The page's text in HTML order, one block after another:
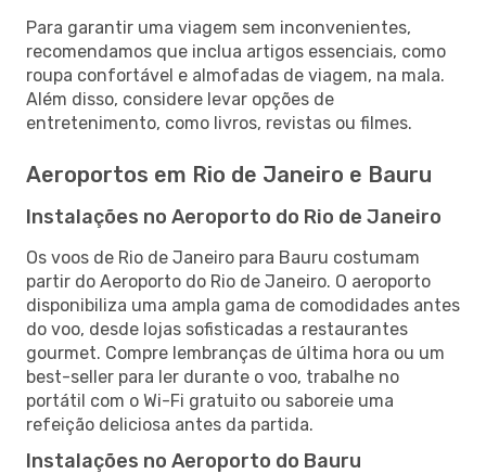
Para garantir uma viagem sem inconvenientes,
recomendamos que inclua artigos essenciais, como
roupa confortável e almofadas de viagem, na mala.
Além disso, considere levar opções de
entretenimento, como livros, revistas ou filmes.
Aeroportos em Rio de Janeiro e Bauru
Instalações no Aeroporto do Rio de Janeiro
Os voos de Rio de Janeiro para Bauru costumam
partir do Aeroporto do Rio de Janeiro. O aeroporto
disponibiliza uma ampla gama de comodidades antes
do voo, desde lojas sofisticadas a restaurantes
gourmet. Compre lembranças de última hora ou um
best-seller para ler durante o voo, trabalhe no
portátil com o Wi-Fi gratuito ou saboreie uma
refeição deliciosa antes da partida.
Instalações no Aeroporto do Bauru